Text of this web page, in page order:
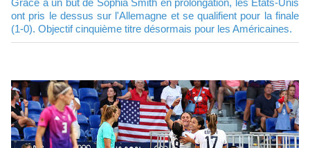
Grâce à un but de Sophia Smith en prolongation, les Etats-Unis
ont pris le dessus sur l'Allemagne et se qualifient pour la finale
(1-0). Objectif cinquième titre désormais pour les Américaines.